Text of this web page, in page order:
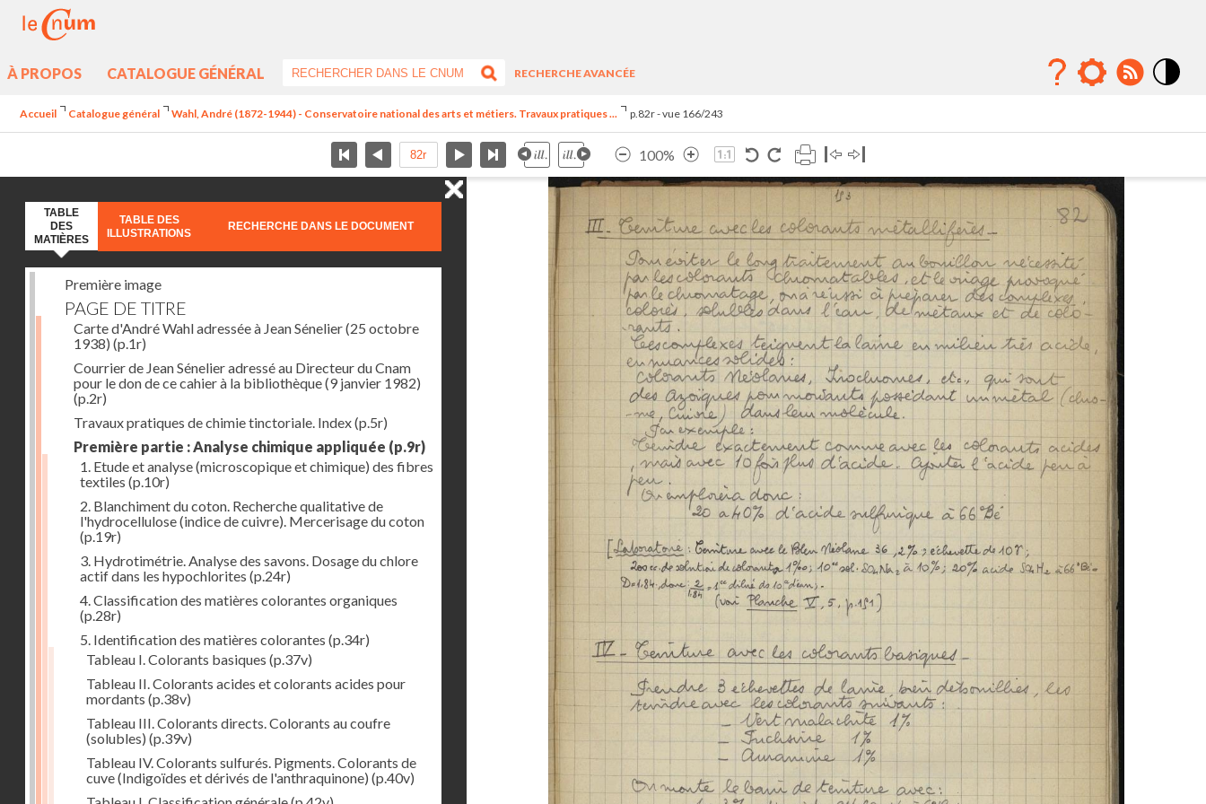
À PROPOS CATALOGUE GÉNÉRAL
RECHERCHE AVANCÉE
Accueil Catalogue général Wahl, André (1872-1944) - Conservatoire national des arts et métiers. Travaux pratiques ... p.82r - vue 166/243
100%
TABLE
DES
MATIÈRES
TABLE DES
ILLUSTRATIONS
RECHERCHE DANS LE DOCUMENT
Première image
PAGE DE TITRE
Carte d'André Wahl adressée à Jean Sénelier (25 octobre
1938) (p.1r)
Courrier de Jean Sénelier adressé au Directeur du Cnam
pour le don de ce cahier à la bibliothèque (9 janvier 1982)
(p.2r)
Travaux pratiques de chimie tinctoriale. Index(p.5r)
Première partie : Analyse chimique appliquée (p.9r)
1. Etude et analyse (microscopique et chimique) des fibres
textiles (p.10r)
2. Blanchiment du coton. Recherche qualitative de
l'hydrocellulose (indice de cuivre). Mercerisage du coton
(p.19r)
3. Hydrotimétrie. Analyse des savons. Dosage du chlore
actif dans les hypochlorites (p.24r)
4. Classification des matières colorantes organiques
(p.28r)
5. Identification des matières colorantes (p.34r)
Tableau I. Colorants basiques (p.37v)
Tableau II. Colorants acides et colorants acides pour
mordants (p.38v)
Tableau III. Colorants directs. Colorants au coufre
(solubles) (p.39v)
Tableau IV. Colorants sulfurés. Pigments. Colorants de
cuve (Indigoïdes et dérivés de l'anthraquinone) (p.40v)